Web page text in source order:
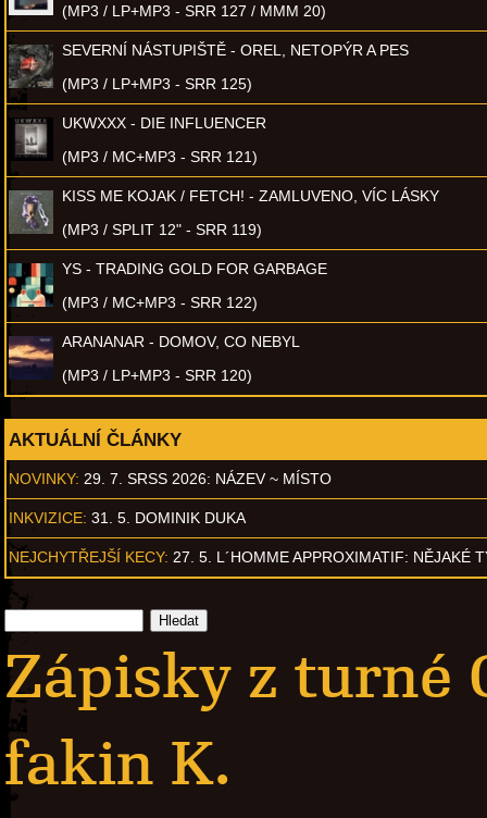
(MP3 / LP+MP3 - SRR 127 / MMM 20)
SEVERNÍ NÁSTUPIŠTĚ - OREL, NETOPÝR A PES
(MP3 / LP+MP3 - SRR 125)
UKWXXX - DIE INFLUENCER
(MP3 / MC+MP3 - SRR 121)
KISS ME KOJAK / FETCH! - ZAMLUVENO, VÍC LÁSKY
(MP3 / SPLIT 12" - SRR 119)
YS - TRADING GOLD FOR GARBAGE
(MP3 / MC+MP3 - SRR 122)
ARANANAR - DOMOV, CO NEBYL
(MP3 / LP+MP3 - SRR 120)
AKTUÁLNÍ ČLÁNKY
NOVINKY: 29. 7. SRSS 2026: NÁZEV ~ MÍSTO
INKVIZICE: 31. 5. DOMINIK DUKA
NEJCHYTŘEJŠÍ KECY: 27. 5. L´HOMME APPROXIMATIF: NĚJAKÉ
Zápisky z turné
fakin K.